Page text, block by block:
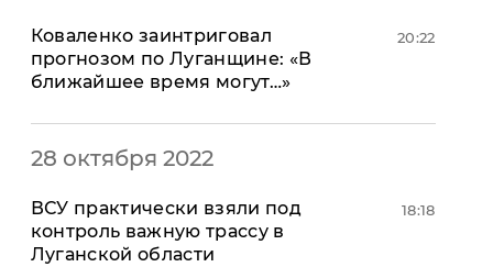
Коваленко заинтриговал
прогнозом по Луганщине: «В
ближайшее время могут…»
20:22
28 октября 2022
ВСУ практически взяли под
контроль важную трассу в
Луганской области
18:18